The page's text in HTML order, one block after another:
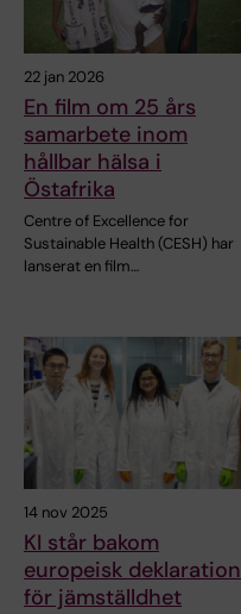
22 jan 2026
En film om 25 års
samarbete inom
hållbar hälsa i
Östafrika
Centre of Excellence for
Sustainable Health (CESH) har
lanserat en film…
14 nov 2025
KI står bakom
europeisk deklaration
för jämställdhet